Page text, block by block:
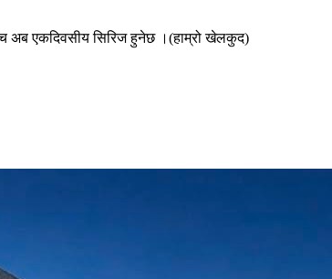
अब एकदिवसीय सिरिज हुनेछ ।(हाम्रो खेलकुद)